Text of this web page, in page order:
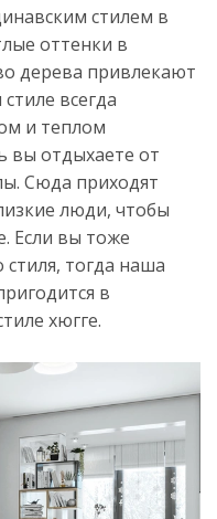
стилем в
оттенки в
дерева привлекают
всегда
и теплом
вы отдыхаете от
Сюда приходят
люди, чтобы
Если вы тоже
тогда наша
в
хюгге.